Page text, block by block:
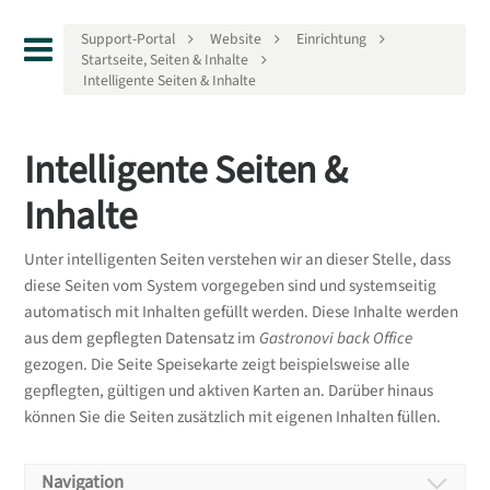
Support-Portal Website
Einrichtung
Startseite, Seiten & Inhalte
Intelligente Seiten & Inhalte
Intelligente Seiten &
Inhalte
Unter intelligenten Seiten verstehen wir an dieser Stelle, dass
diese Seiten vom System vorgegeben sind und systemseitig
automatisch mit Inhalten gefüllt werden. Diese Inhalte werden
aus dem gepflegten Datensatz im Gastronovi back Office
gezogen. Die Seite Speisekarte zeigt beispielsweise alle
gepflegten, gültigen und aktiven Karten an. Darüber hinaus
können Sie die Seiten zusätzlich mit eigenen Inhalten füllen.
Navigation